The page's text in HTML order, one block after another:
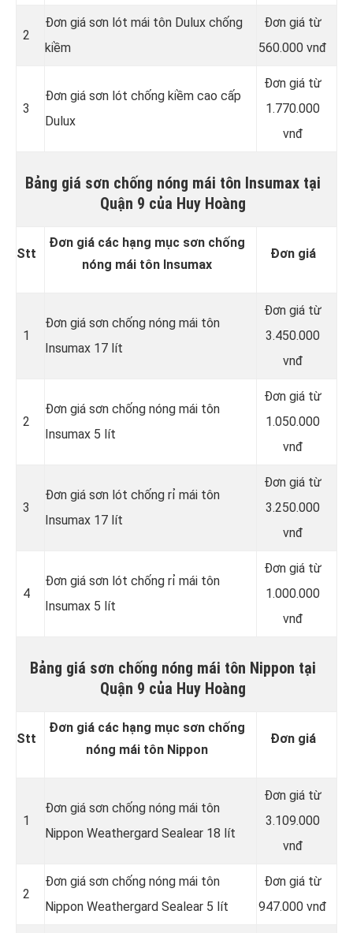
2
Đơn giá sơn lót mái tôn Dulux chống
kiềm
Đơn giá từ
560.000 vnđ
3
Đơn giá sơn lót chống kiềm cao cấp
Dulux
Đơn giá từ
1.770.000
vnđ
Bảng giá sơn chống nóng mái tôn Insumax tại
Quận 9 của Huy Hoàng
Stt
Đơn giá các hạng mục sơn chống
nóng mái tôn Insumax
Đơn giá
1
Đơn giá sơn chống nóng mái tôn
Insumax 17 lít
Đơn giá từ
3.450.000
vnđ
2
Đơn giá sơn chống nóng mái tôn
Insumax 5 lít
Đơn giá từ
1.050.000
vnđ
3
Đơn giá sơn lót chống rỉ mái tôn
Insumax 17 lít
Đơn giá từ
3.250.000
vnđ
4
Đơn giá sơn lót chống rỉ mái tôn
Insumax 5 lít
Đơn giá từ
1.000.000
vnđ
Bảng giá sơn chống nóng mái tôn Nippon tại
Quận 9 của Huy Hoàng
Stt
Đơn giá các hạng mục sơn chống
nóng mái tôn Nippon
Đơn giá
1
Đơn giá sơn chống nóng mái tôn
Nippon Weathergard Sealear 18 lít
Đơn giá từ
3.109.000
vnđ
2
Đơn giá sơn chống nóng mái tôn
Nippon Weathergard Sealear 5 lít
Đơn giá từ
947.000 vnđ